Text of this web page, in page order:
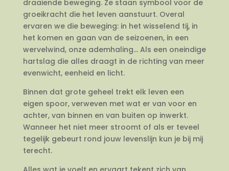
draaiende beweging. Ze staan symbool voor de
groeikracht die het leven aanstuurt. Overal
ervaren we die beweging: in het wisselend tij, in
het komen en gaan van de seizoenen, in een
wervelwind, onze ademhaling… Als een oneindige
hartslag die alles draagt in de richting van meer
evenwicht, eenheid en licht.
Binnen dat grote geheel trekt elk leven een
eigen spoor, verweven met wat er van voor en
achter, van binnen en van buiten op inwerkt.
Wanneer het niet meer stroomt of als er teveel
tegelijk gebeurt rond jouw levenslijn kun je bij mij
terecht.